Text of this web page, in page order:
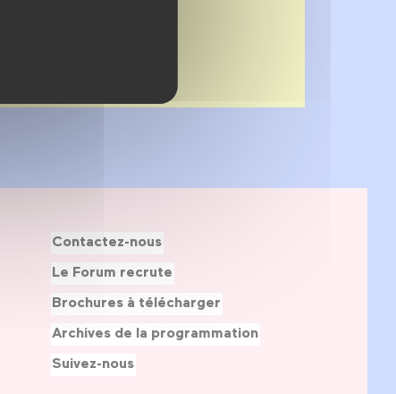
Contactez-nous
Le Forum recrute
Brochures à télécharger
Archives de la programmation
Suivez-nous